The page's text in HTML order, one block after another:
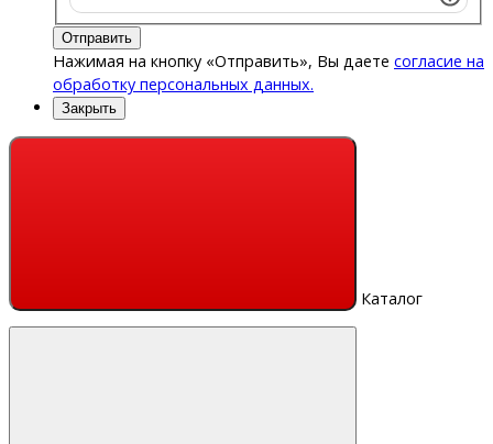
Отправить
Нажимая на кнопку «Отправить», Вы даете согласие на
обработку персональных данных.
Закрыть
Каталог